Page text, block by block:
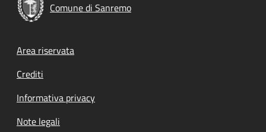
Comune di Sanremo
Footer menu
Area riservata
Crediti
Informativa privacy
Note legali